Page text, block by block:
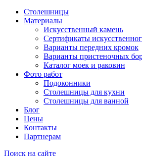
Столешницы
Материалы
Искусственный камень
Сертификаты
Варианты передних кромок
Варианты пристеночных
Каталог моек и раковин
Фото работ
Подоконники
Столешницы для кухни
Столешницы для ванной
Блог
Цены
Контакты
Партнерам
Поиск на сайте